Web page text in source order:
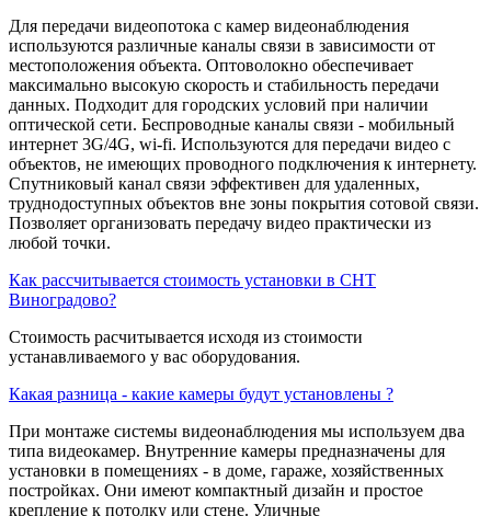
Для передачи видеопотока с камер видеонаблюдения
используются различные каналы связи в зависимости от
местоположения объекта. Оптоволокно обеспечивает
максимально высокую скорость и стабильность передачи
данных. Подходит для городских условий при наличии
оптической сети. Беспроводные каналы связи - мобильный
интернет 3G/4G, wi-fi. Используются для передачи видео с
объектов, не имеющих проводного подключения к интернету.
Спутниковый канал связи эффективен для удаленных,
труднодоступных объектов вне зоны покрытия сотовой связи.
Позволяет организовать передачу видео практически из
любой точки.
Как рассчитывается стоимость установки в СНТ
Виноградово?
Стоимость расчитывается исходя из стоимости
устанавливаемого у вас оборудования.
Какая разница - какие камеры будут установлены ?
При монтаже системы видеонаблюдения мы используем два
типа видеокамер. Внутренние камеры предназначены для
установки в помещениях - в доме, гараже, хозяйственных
постройках. Они имеют компактный дизайн и простое
крепление к потолку или стене. Уличные